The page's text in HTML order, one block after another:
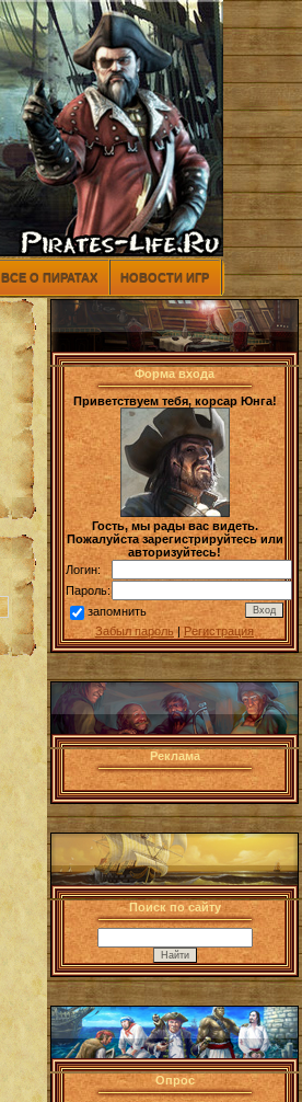
ВСЕ О ПИРАТАХ НОВОСТИ ИГР
Форма входа
Приветствуем тебя, корсар Юнга!
Гость, мы рады вас видеть.
Пожалуйста зарегистрируйтесь или
авторизуйтесь!
Логин:
Пароль:
запомнить
Забыл пароль|Регистрация
Реклама
Поиск по сайту
Опрос